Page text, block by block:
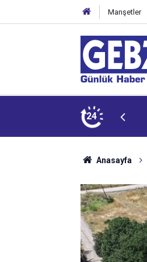
Manşetler
24
Anasayfa